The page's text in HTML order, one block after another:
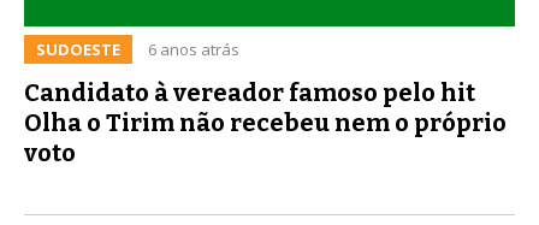
SUDOESTE 6 anos atrás
Candidato à vereador famoso pelo hit
Olha o Tirim não recebeu nem o próprio
voto